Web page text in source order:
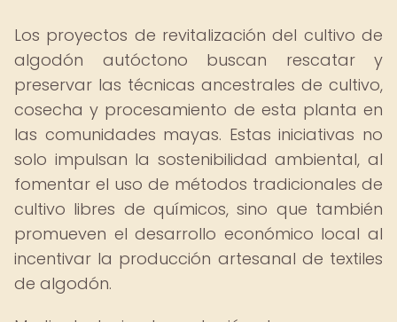
Los proyectos de revitalización del cultivo de
algodón autóctono buscan rescatar y
preservar las técnicas ancestrales de cultivo,
cosecha y procesamiento de esta planta en
las comunidades mayas. Estas iniciativas no
solo impulsan la sostenibilidad ambiental, al
fomentar el uso de métodos tradicionales de
cultivo libres de químicos, sino que también
promueven el desarrollo económico local al
incentivar la producción artesanal de textiles
de algodón.